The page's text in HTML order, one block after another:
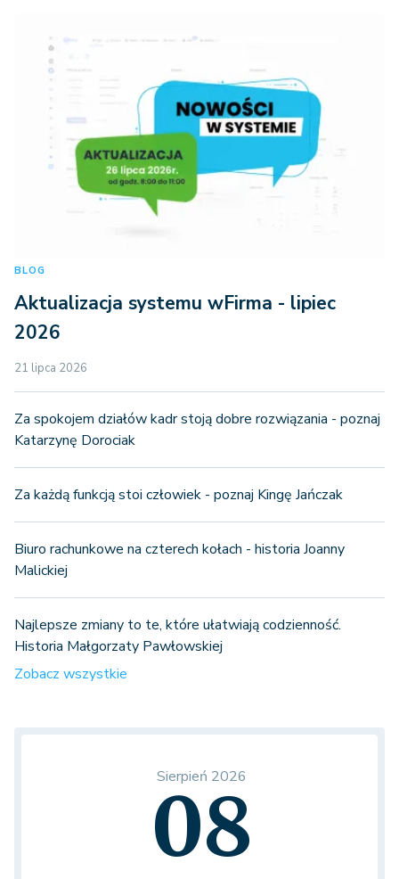
BLOG
Aktualizacja systemu wFirma - lipiec
2026
21 lipca 2026
Za spokojem działów kadr stoją dobre rozwiązania - poznaj
Katarzynę Dorociak
Za każdą funkcją stoi człowiek - poznaj Kingę Jańczak
Biuro rachunkowe na czterech kołach - historia Joanny
Malickiej
Najlepsze zmiany to te, które ułatwiają codzienność.
Historia Małgorzaty Pawłowskiej
Zobacz wszystkie
Sierpień 2026
08